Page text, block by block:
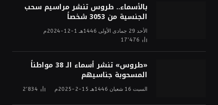
بالأسماء.. طروس تنشر مراسيم سحب
الجنسية من 3053 شخصاً
الأحد 29 جمادى الأولى 1446هـ 1-12-2024م
17٬476
«طروس» تنشر أسماء الـ 38 مواطناً
المسحوبة جناسيهم
السبت 16 شعبان 1446هـ 15-2-2025م 2٬834